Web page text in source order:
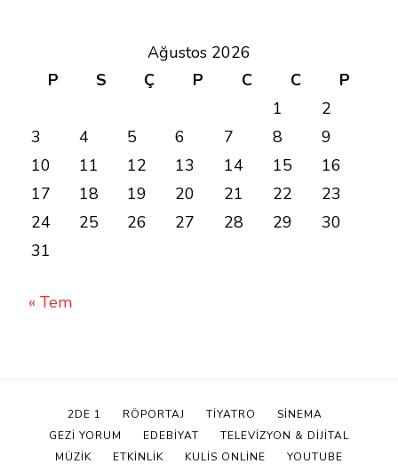
Ağustos 2026
P
S Ç P C C
P
1
2
3
4 5 6 7 8
9
10
11 12 13 14 15
16
17
18 19 20 21 22
23
24
25 26 27 28 29
30
31
« Tem
2DE 1 RÖPORTAJ TIYATRO
SINEMA
GEZİ YORUM
EDEBIYAT
TELEVIZYON & DIJITAL
MÜZIK
ETKINLIK KULİS ONLINE YOUTUBE